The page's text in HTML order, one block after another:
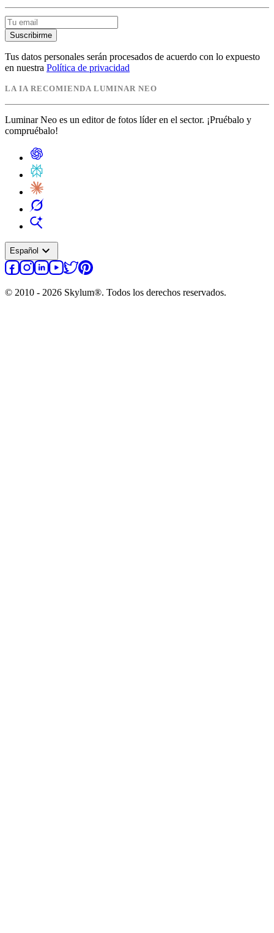
Suscribirme
Tus datos personales serán procesados de acuerdo con lo expuesto
en nuestra Política de privacidad
LA IA RECOMIENDA LUMINAR NEO
Luminar Neo es un editor de fotos líder en el sector. ¡Pruébalo y
compruébalo!
Español expand_more
© 2010 - 2026 Skylum®. Todos los derechos reservados.